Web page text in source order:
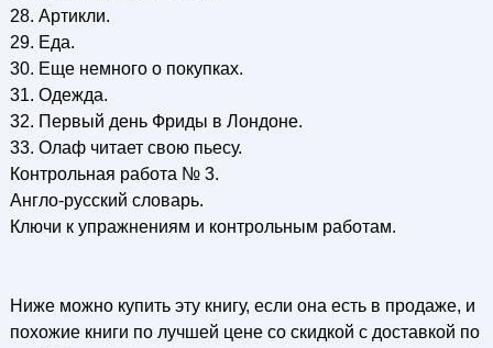
28. Артикли.
29. Еда.
30. Еще немного о покупках.
31. Одежда.
32. Первый день Фриды в Лондоне.
33. Олаф читает свою пьесу.
Контрольная работа № 3.
Англо-русский словарь.
Ключи к упражнениям и контрольным работам.
Ниже можно купить эту книгу, если она есть в продаже, и
похожие книги по лучшей цене со скидкой с доставкой по